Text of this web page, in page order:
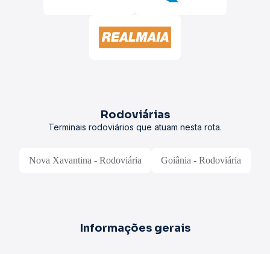
Rodoviárias
Terminais rodoviários que atuam nesta rota.
Nova Xavantina - Rodoviária Goiânia - Rodoviária
Informações gerais